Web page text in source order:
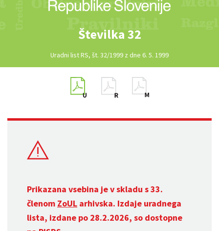
Številka 32
Uradni list RS, št. 32/1999 z dne 6. 5. 1999
Prikazana vsebina je v skladu s 33.
členom ZoUL arhivska. Izdaje uradnega
lista, izdane po 28.2.2026, so dostopne